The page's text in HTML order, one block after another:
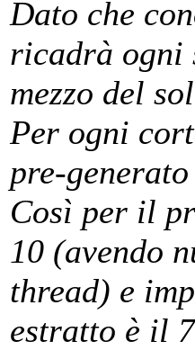
Dato che
ricadrà ogni
mezzo del
Per ogni
pre-
Così per il
10 (avendo
thread) e
estratto è il